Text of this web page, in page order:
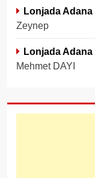
Lonjada Adana
Zeynep
Lonjada Adana
Mehmet DAYI